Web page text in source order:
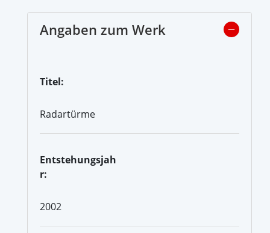
Angaben zum Werk
Titel:
Radartürme
Entstehungsjah
r:
2002